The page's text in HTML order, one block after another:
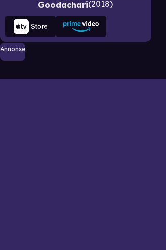
Goodachari 2018
Annonse